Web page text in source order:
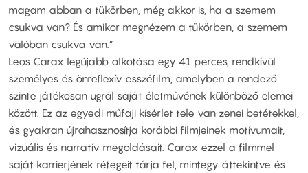
magam abban a tükörben, még akkor is, ha a szemem
csukva van? És amikor megnézem a tükörben, a szemem
valóban csukva van.”
Leos Carax legújabb alkotása egy 41 perces, rendkívül
személyes és önreflexív esszéfilm, amelyben a rendező
szinte játékosan ugrál saját életművének különböző elemei
között. Ez az egyedi műfaji kísérlet tele van zenei betétekkel,
és gyakran újrahasznosítja korábbi filmjeinek motívumait,
vizuális és narratív megoldásait. Carax ezzel a filmmel
saját karrierjének rétegeit tárja fel, mintegy áttekintve és